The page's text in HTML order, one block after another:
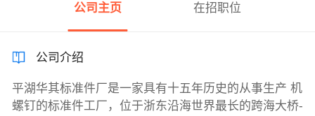
公司主页 在招职位
公司介绍
平湖华其标准件厂是一家具有十五年历史的从事生产 机
螺钉的标准件工厂，位于浙东沿海世界最长的跨海大桥-